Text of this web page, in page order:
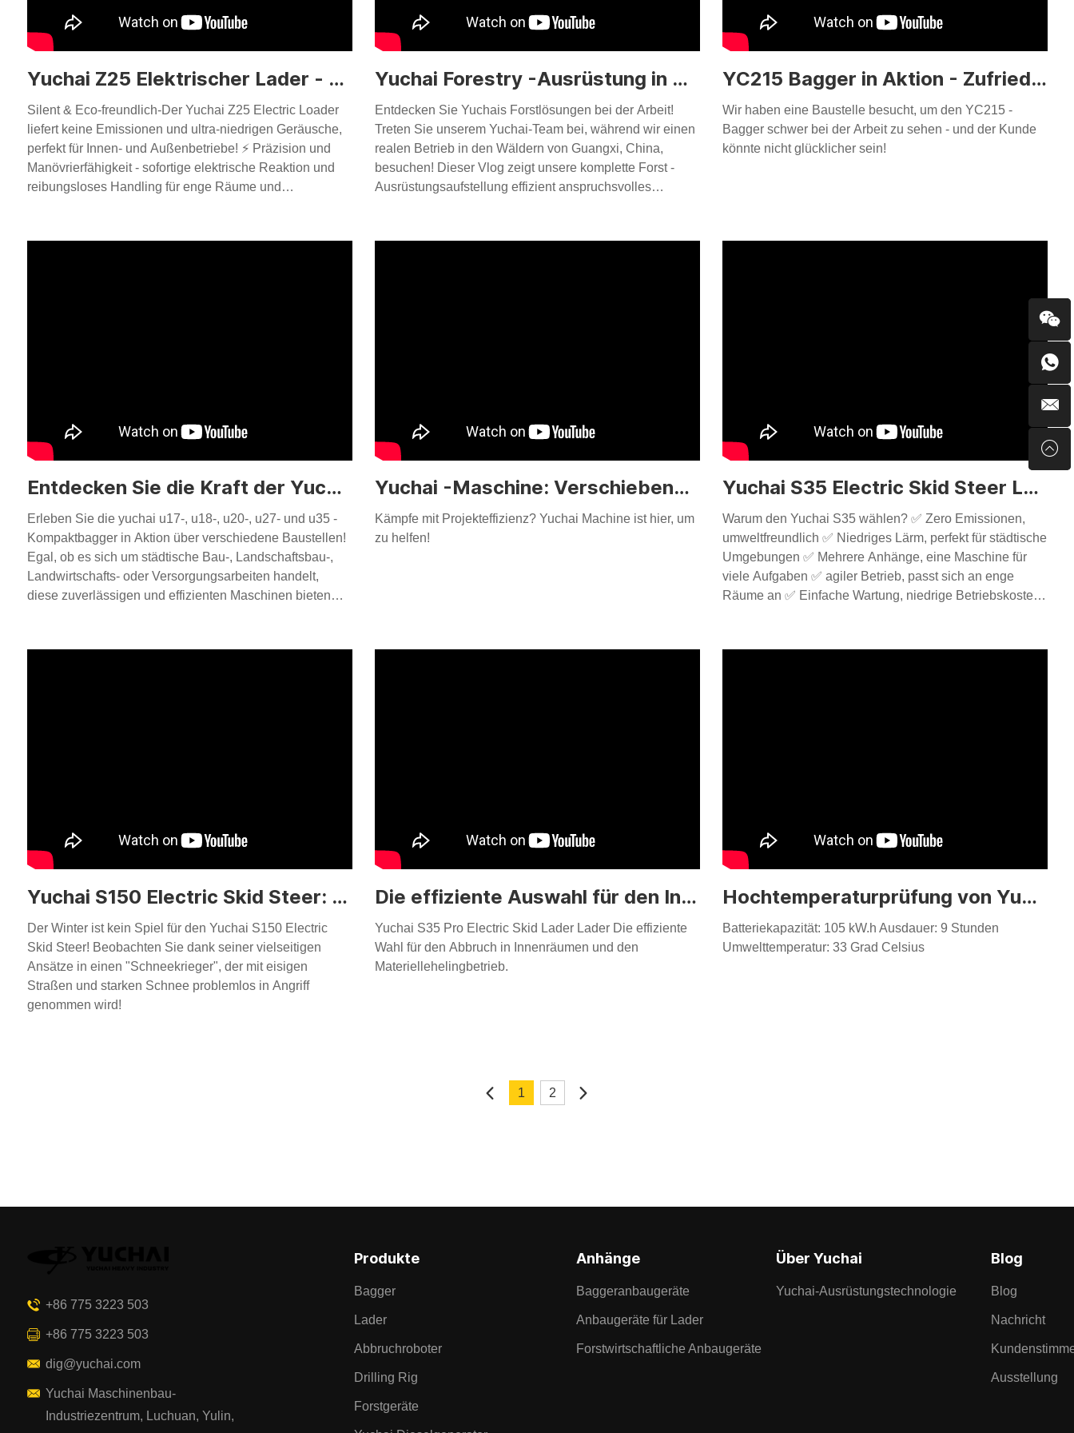
Yuchai Z25 Elektrischer Lader - ruhig, agil und mächtig
Silent & Eco-freundlich-Der Yuchai Z25 Electric Loader
liefert keine Emissionen und ultra-niedrigen Geräusche,
perfekt für Innen- und Außenbetriebe! ⚡ Präzision und
Manövrierfähigkeit - sofortige elektrische Reaktion und
reibungsloses Handling für enge Räume und
Yuchai Forestry -Ausrüstung in Aktion: Kundenbetriebsbesuch in Guangxi, China
Entdecken Sie Yuchais Forstlösungen bei der Arbeit!
Treten Sie unserem Yuchai-Team bei, während wir einen
realen Betrieb in den Wäldern von Guangxi, China,
besuchen! Dieser Vlog zeigt unsere komplette Forst -
Ausrüstungsaufstellung effizient anspruchsvolles
www.yuchaicm.com
YC215 Bagger in Aktion - Zufriedene Kundenbewertung
Wir haben eine Baustelle besucht, um den YC215 -
Bagger schwer bei der Arbeit zu sehen - und der Kunde
könnte nicht glücklicher sein!
Entdecken Sie die Kraft der Yuchai -Mini -Bagger
Erleben Sie die yuchai u17-, u18-, u20-, u27- und u35 -
Kompaktbagger in Aktion über verschiedene Baustellen!
Egal, ob es sich um städtische Bau-, Landschaftsbau-,
Landwirtschafts- oder Versorgungsarbeiten handelt,
diese zuverlässigen und effizienten Maschinen bieten
optimiert für den Kraftstoffverbrauch und die Produktivität.
Yuchai -Maschine: Verschiebende vielseitige Szenarien
Kämpfe mit Projekteffizienz? Yuchai Machine ist hier, um
zu helfen!
Yuchai S35 Electric Skid Steer Loader: Der vielseitige Krieger, der jeden Job mit Leichtigkeit angeht!
Warum den Yuchai S35 wählen? ✅ Zero Emissionen,
umweltfreundlich ✅ Niedriges Lärm, perfekt für städtische
Umgebungen ✅ Mehrere Anhänge, eine Maschine für
viele Aufgaben ✅ agiler Betrieb, passt sich an enge
Räume an ✅ Einfache Wartung, niedrige Betriebskosten
das Video, um mehr zu erfahren! Vergessen Sie nicht,
Yuchai S150 Electric Skid Steer: Eroberer Winter mit Vielseitigkeit
Der Winter ist kein Spiel für den Yuchai S150 Electric
Skid Steer! Beobachten Sie dank seiner vielseitigen
Ansätze in einen "Schneekrieger", der mit eisigen
Straßen und starken Schnee problemlos in Angriff
genommen wird!
Die effiziente Auswahl für den Innenverfahren （S35pro）
Yuchai S35 Pro Electric Skid Lader Lader Die effiziente
Wahl für den Abbruch in Innenräumen und den
Materiellehelingbetrieb.
Hochtemperaturprüfung von Yuchai S150 Electric Skid Steer Lauer
Batteriekapazität: 105 kW.h Ausdauer: 9 Stunden
Umwelttemperatur: 33 Grad Celsius
1 2
+86 775 3223 503
+86 775 3223 503
dig@yuchai.com
Yuchai Maschinenbau-
Industriezentrum, Luchuan, Yulin,
Produkte
Bagger
Lader
Abbruchroboter
Drilling Rig
Forstgeräte
Anhänge
Baggeranbaugeräte
Anbaugeräte für Lader
Forstwirtschaftliche Anbaugeräte
Über Yuchai
Yuchai-Ausrüstungstechnologie
Blog
Blog
Nachricht
Ausstellung